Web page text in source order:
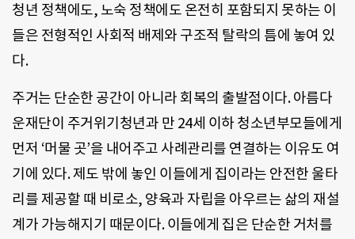
청년 정책에도, 노숙 정책에도 온전히 포함되지 못하는 이
들은 전형적인 사회적 배제와 구조적 탈락의 틈에 놓여 있
다.
주거는 단순한 공간이 아니라 회복의 출발점이다. 아름다
운재단이 주거위기청년과 만 24세 이하 청소년부모들에게
먼저 ‘머물 곳’을 내어주고 사례관리를 연결하는 이유도 여
기에 있다. 제도 밖에 놓인 이들에게 집이라는 안전한 울타
리를 제공할 때 비로소, 양육과 자립을 아우르는 삶의 재설
계가 가능해지기 때문이다. 이들에게 집은 단순한 거처를